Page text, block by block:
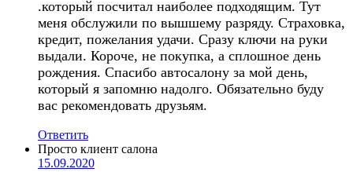
.который посчитал наиболее подходящим. Тут
меня обслужили по вышшему разряду. Страховка,
кредит, пожелания удачи. Сразу ключи на руки
выдали. Короче, не покупка, а сплошное день
рождения. Спасибо автосалону за мой день,
который я запомню надолго. Обязательно буду
вас рекомендовать друзьям.
Ответить
Просто клиент салона
15.09.2020